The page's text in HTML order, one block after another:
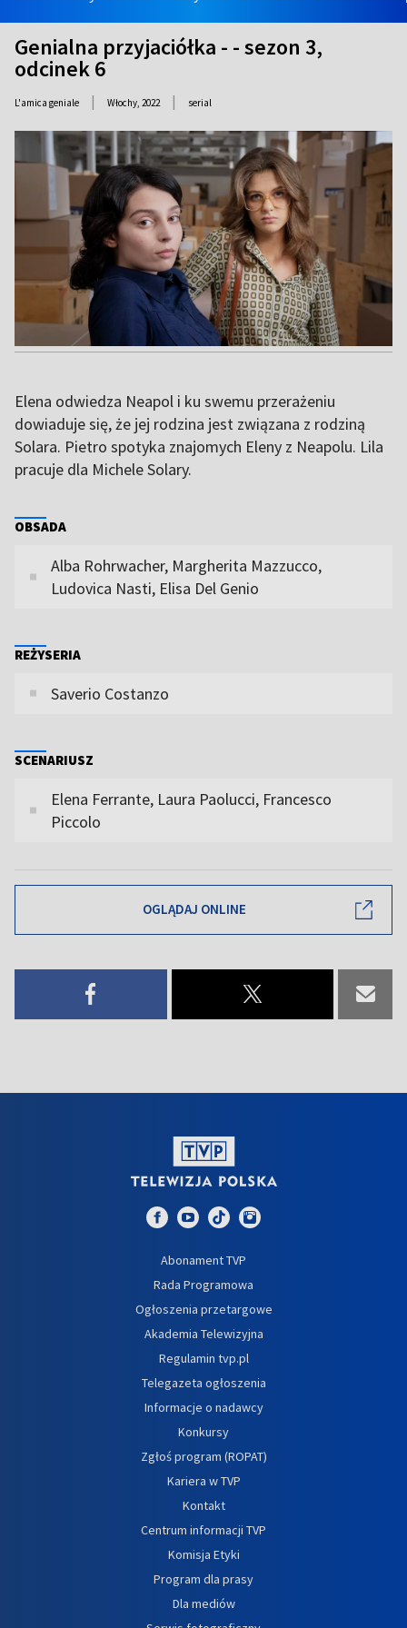
Genialna przyjaciółka - - sezon 3,
odcinek 6
L'amica geniale | Włochy, 2022 | serial
Elena odwiedza Neapol i ku swemu przerażeniu
dowiaduje się, że jej rodzina jest związana z rodziną
Solara. Pietro spotyka znajomych Eleny z Neapolu. Lila
pracuje dla Michele Solary.
OBSADA
Alba Rohrwacher, Margherita Mazzucco,
Ludovica Nasti, Elisa Del Genio
REŻYSERIA
Saverio Costanzo
SCENARIUSZ
Elena Ferrante, Laura Paolucci, Francesco
Piccolo
OGLĄDAJ ONLINE
Abonament TVP
Rada Programowa
Ogłoszenia przetargowe
Akademia Telewizyjna
Regulamin tvp.pl
Telegazeta ogłoszenia
Informacje o nadawcy
Konkursy
Zgłoś program (ROPAT)
Kariera w TVP
Kontakt
Centrum informacji TVP
Komisja Etyki
Program dla prasy
Dla mediów